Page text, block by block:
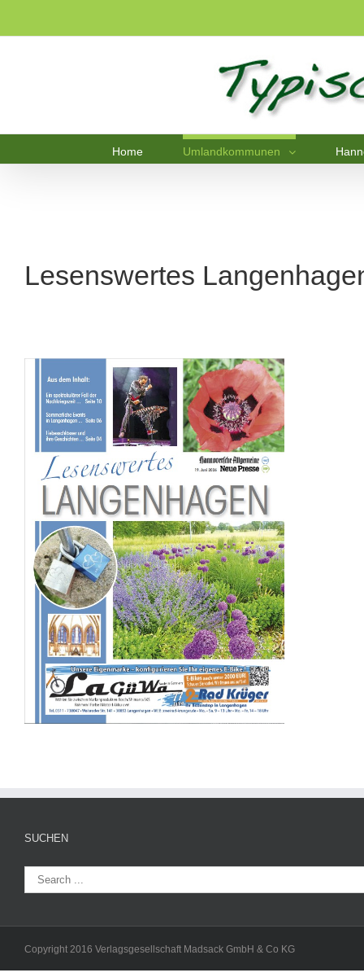
Home Umlandkommunen
Lesenswertes
SUCHEN
Copyright 2016 Verlagsgesellschaft Madsack GmbH & Co KG